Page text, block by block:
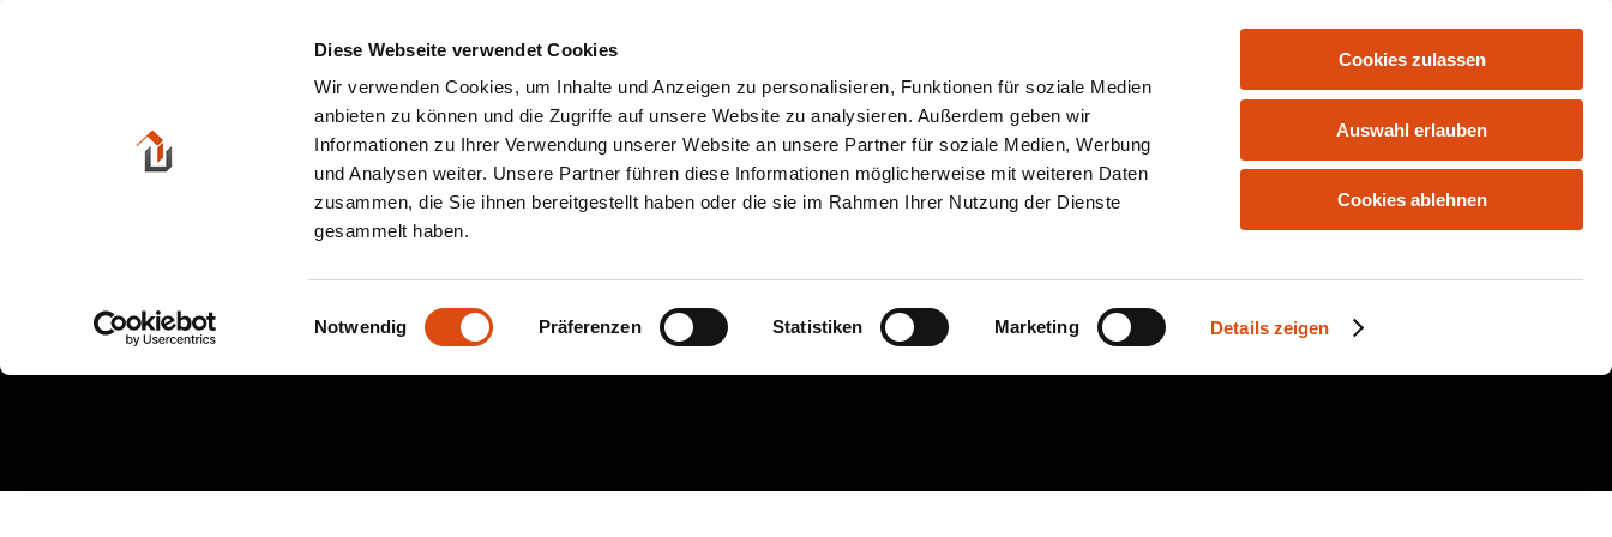
Diese Webseite verwendet Cookies
Wir verwenden Cookies, um Inhalte und Anzeigen zu personalisieren, Funktionen für soziale Medien
anbieten zu können und die Zugriffe auf unsere Website zu analysieren. Außerdem geben wir
Informationen zu Ihrer Verwendung unserer Website an unsere Partner für soziale Medien, Werbung
und Analysen weiter. Unsere Partner führen diese Informationen möglicherweise mit weiteren Daten
zusammen, die Sie ihnen bereitgestellt haben oder die sie im Rahmen Ihrer Nutzung der Dienste
gesammelt haben.
Einwilligungsauswahl
Notwendig Präferenzen Statistiken Marketing Details zeigen
Cookies zulassen
Auswahl erlauben
Cookies ablehnen
KONTAKT
iStock_000002433944X_klein